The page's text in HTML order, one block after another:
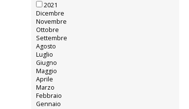
2021
Dicembre
Novembre
Ottobre
Settembre
Agosto
Luglio
Giugno
Maggio
Aprile
Marzo
Febbraio
Gennaio